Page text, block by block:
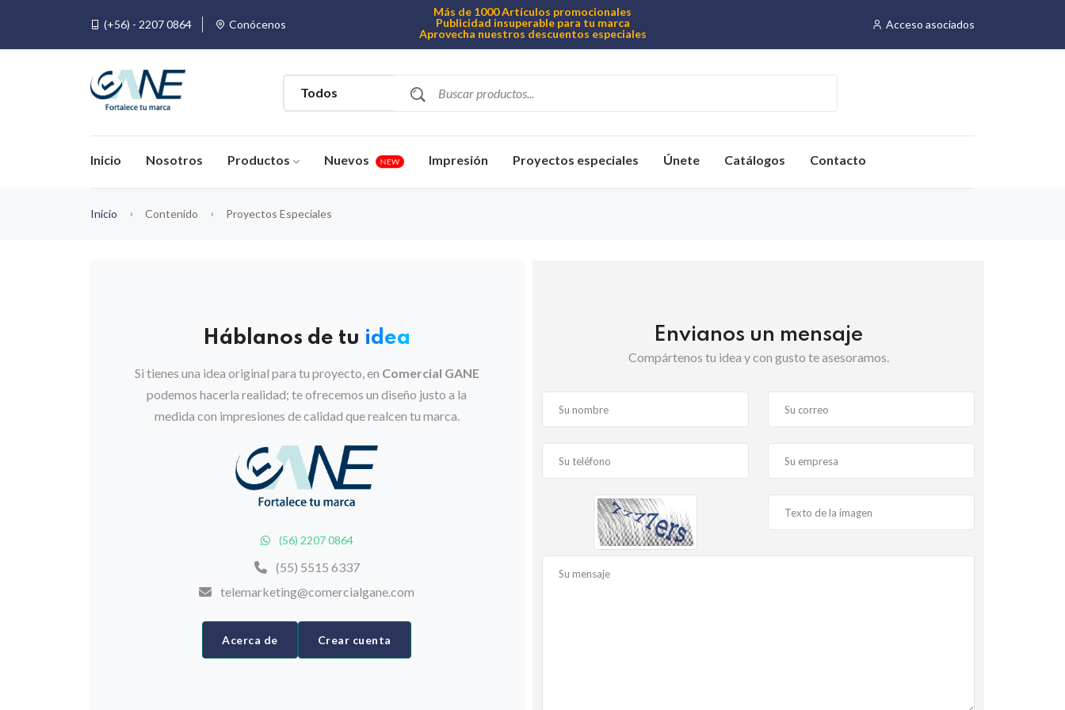
(+56) - 2207 0864 Conócenos
Más de 1000 Artículos promocionales
Publicidad insuperable para tu marca
Aprovecha nuestros descuentos especiales
Acceso asociados
Inicio Nosotros Productos Nuevos NEW Impresión Proyectos especiales Únete Catálogos Contacto
Inicio Contenido Proyectos Especiales
Háblanos de tu idea
Si tienes una idea original para tu proyecto, en Comercial GANE
podemos hacerla realidad; te ofrecemos un diseño justo a la
medida con impresiones de calidad que realcen tu marca.
(56) 2207 0864
(55) 5515 6337
telemarketing@comercialgane.com
Acerca de Crear cuenta
Envianos un mensaje
Compártenos tu idea y con gusto te asesoramos.